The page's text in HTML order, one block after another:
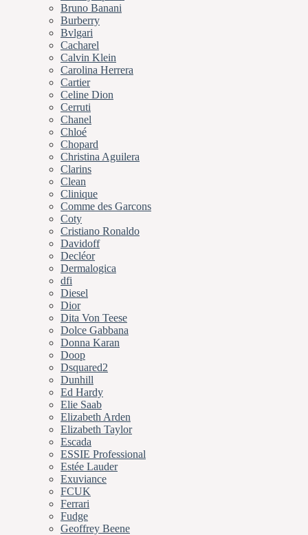
Bruno Banani
Burberry
Bvlgari
Cacharel
Calvin Klein
Carolina Herrera
Cartier
Celine Dion
Cerruti
Chanel
Chloé
Chopard
Christina Aguilera
Clarins
Clean
Clinique
Comme des Garcons
Coty
Cristiano Ronaldo
Davidoff
Decléor
Dermalogica
dfi
Diesel
Dior
Dita Von Teese
Dolce Gabbana
Donna Karan
Doop
Dsquared2
Dunhill
Ed Hardy
Elie Saab
Elizabeth Arden
Elizabeth Taylor
Escada
ESSIE Professional
Estée Lauder
Exuviance
FCUK
Ferrari
Fudge
Geoffrey Beene